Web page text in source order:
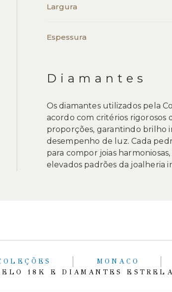
Largura
Espessura
Diamantes
Os diamantes utilizados pela
acordo com critérios rigorosos
proporções, garantindo brilho
desempenho de luz. Cada
para compor joias
elevados padrões da joalheria
MONACO
18K E DIAMANTES